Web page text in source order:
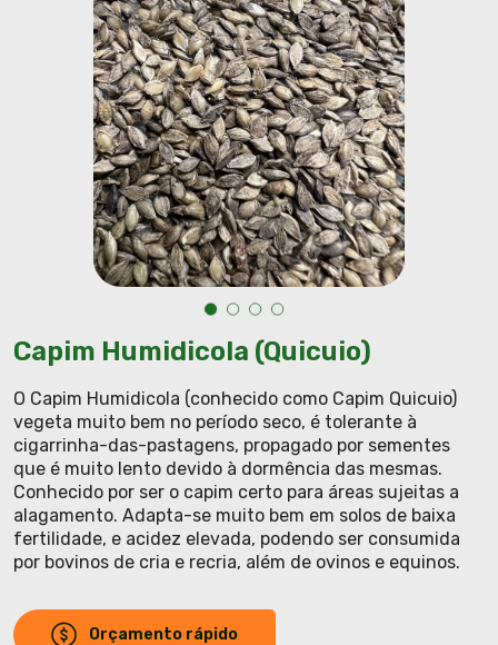
Capim Humidicola (Quicuio)
O Capim Humidicola (conhecido como Capim Quicuio)
vegeta muito bem no período seco, é tolerante à
cigarrinha-das-pastagens, propagado por sementes
que é muito lento devido à dormência das mesmas.
Conhecido por ser o capim certo para áreas sujeitas a
alagamento. Adapta-se muito bem em solos de baixa
fertilidade, e acidez elevada, podendo ser consumida
por bovinos de cria e recria, além de ovinos e equinos.
Orçamento rápido